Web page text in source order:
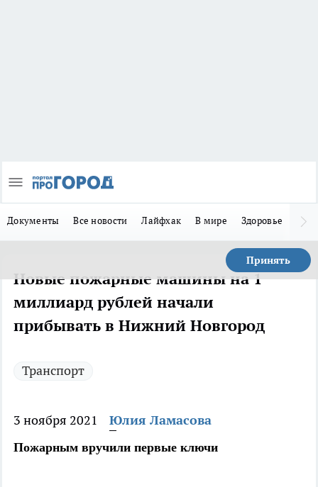
Документы Все новости Лайфхак В мире Здоровье
Принять
Новые пожарные машины на 1
миллиард рублей начали
прибывать в Нижний Новгород
Транспорт
3 ноября 2021 Юлия Ламасова
Пожарным вручили первые ключи